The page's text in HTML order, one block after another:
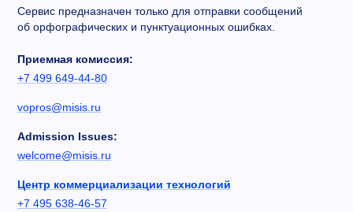
Сервис предназначен только для отправки сообщений
об орфографических и пунктуационных ошибках.
Приемная комиссия:
+7 499 649-44-80
vopros@misis.ru
Admission Issues:
welcome@misis.ru
Центр коммерциализации технологий
+7 495 638-46-57